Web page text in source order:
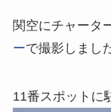
関空にチャータ
ーで撮影しまし
11番スポットに